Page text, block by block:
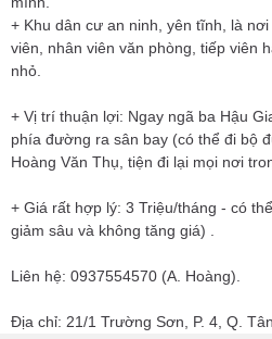
+ Khu dân cư an ninh, yên tĩnh, là
viên, nhân viên văn phòng, tiếp viên
nhỏ.
+ Vị trí thuận lợi: Ngay ngã ba Hậu
phía đường ra sân bay (có thể đi bộ
Hoàng Văn Thụ, tiện đi lại mọi nơi
+ Giá rất hợp lý: 3 Triệu/tháng - có
giảm sâu và không tăng giá) .
Liên hệ: 0937554570 (A. Hoàng).
Địa chỉ: 21/1 Trường Sơn, P. 4, Q.